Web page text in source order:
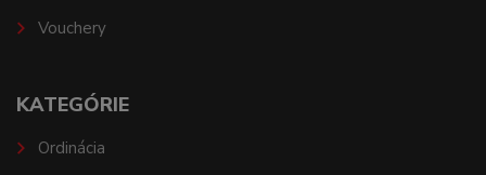
Vouchery
KATEGÓRIE
Ordinácia